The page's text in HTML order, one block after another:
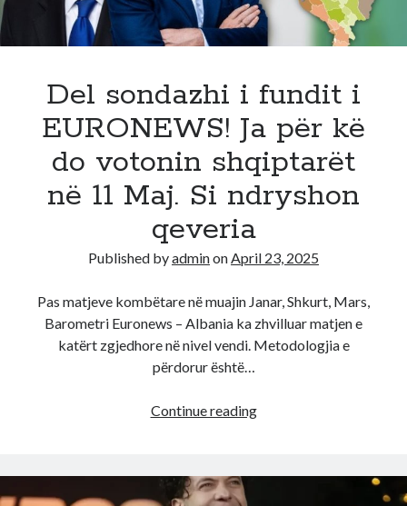
te
gjitha:
që
Del sondazhi i fundit i
EURONEWS! Ja për kë
do votonin shqiptarët
në 11 Maj. Si ndryshon
qeveria
Published byadminonApril 23, 2025
Pas matjeve kombëtare në muajin Janar, Shkurt, Mars,
Barometri Euronews – Albania ka zhvilluar matjen e
katërt zgjedhore në nivel vendi. Metodologjia e
përdorur është…
Continue readingDel
fundit